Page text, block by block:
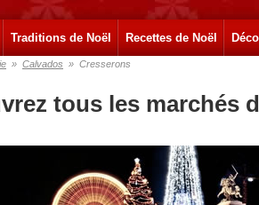
Traditions de Noël Recettes de Noël
» Calvados » Cresserons
tous les marchés